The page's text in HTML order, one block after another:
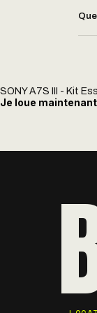
SONY A7S III - Kit
Je loue maintenant